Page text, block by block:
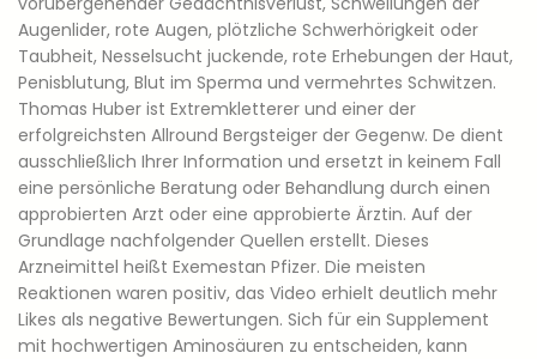
Augenlider, rote Augen, plötzliche Schwerhörigkeit oder
Taubheit, Nesselsucht juckende, rote Erhebungen der Haut,
Penisblutung, Blut im Sperma und vermehrtes Schwitzen.
Thomas Huber ist Extremkletterer und einer der
erfolgreichsten Allround Bergsteiger der Gegenw. De dient
ausschließlich Ihrer Information und ersetzt in keinem Fall
eine persönliche Beratung oder Behandlung durch einen
approbierten Arzt oder eine approbierte Ärztin. Auf der
Grundlage nachfolgender Quellen erstellt. Dieses
Arzneimittel heißt Exemestan Pfizer. Die meisten
Reaktionen waren positiv, das Video erhielt deutlich mehr
Likes als negative Bewertungen. Sich für ein Supplement
mit hochwertigen Aminosäuren zu entscheiden, kann